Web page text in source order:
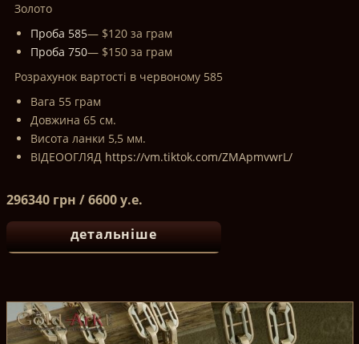
Золото
Проба 585— $120 за грам
Проба 750— $150 за грам
Розрахунок вартості в червоному 585
Вага 55 грам
Довжина 65 см.
Висота ланки 5,5 мм.
ВІДЕООГЛЯД https://vm.tiktok.com/ZMApmvwrL/
296340 грн / 6600 у.е.
детальніше